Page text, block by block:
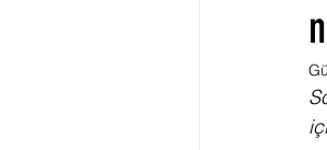
Karbon
Net